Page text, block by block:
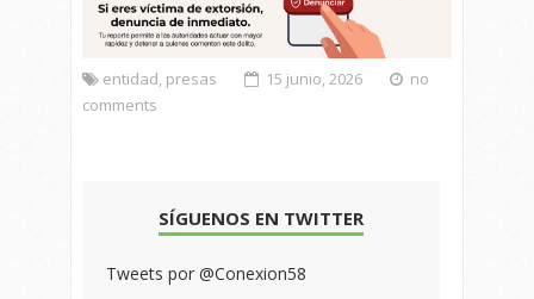
entidad, presas 15 junio, 2026
no
comments
SÍGUENOS EN TWITTER
Tweets por @Conexion58